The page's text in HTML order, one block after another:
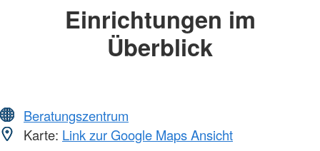
Einrichtungen im
Überblick
Beratungszentrum
Karte: Link zur Google Maps Ansicht